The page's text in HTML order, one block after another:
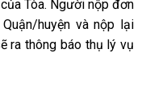
Tòa. Người nộp đơn
huyện và nộp lại
ra thông báo thụ lý vụ